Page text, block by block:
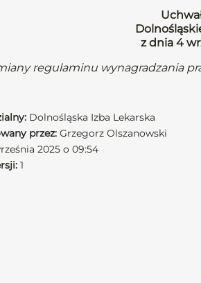
z dnia 4
regulaminu wynagradzania
Dolnośląska Izba Lekarska
przez: Grzegorz Olszanowski
2025 o 09:54
1